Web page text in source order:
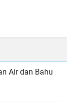
Air dan Bahu